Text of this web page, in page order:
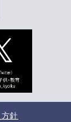
針